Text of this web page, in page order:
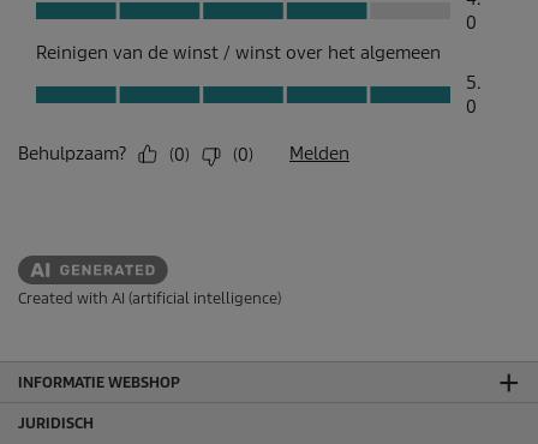
Created with AI (artificial intelligence)
INFORMATIE WEBSHOP
JURIDISCH